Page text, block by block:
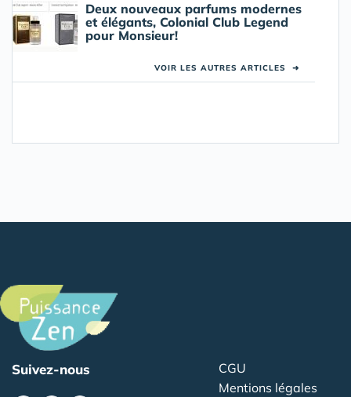
Deux nouveaux parfums modernes
et élégants, Colonial Club Legend
pour Monsieur!
VOIR LES AUTRES ARTICLES ➜
Suivez-nous
CGU
Mentions légales